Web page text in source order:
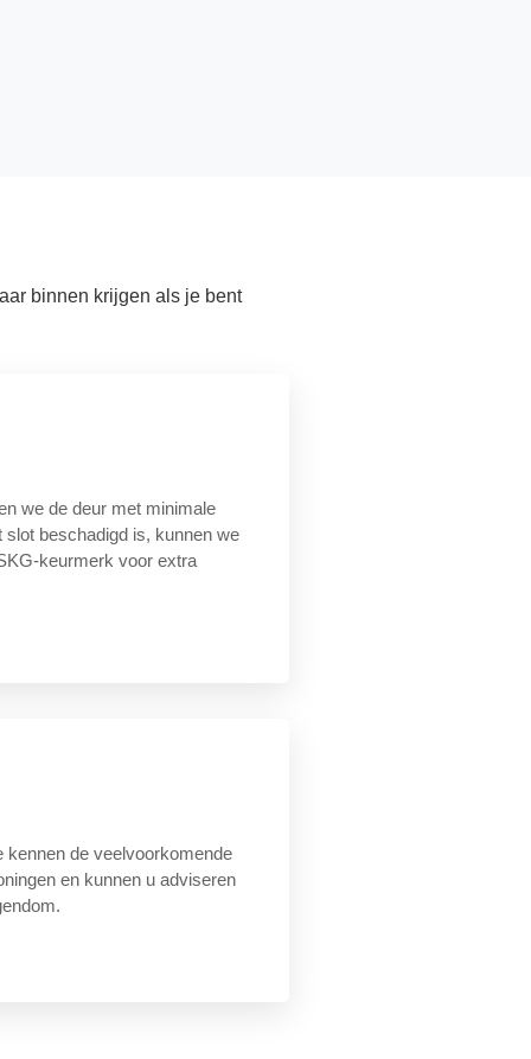
binnen krijgen als je bent
we de deur met minimale
slot beschadigd is, kunnen we
keurmerk voor extra
kennen de veelvoorkomende
en kunnen u adviseren